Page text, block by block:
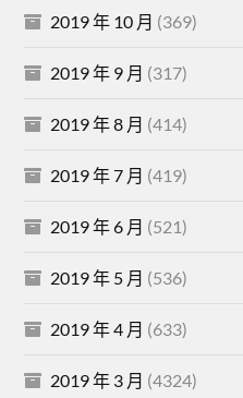
2019 年 10 月 (369)
2019 年 9 月 (317)
2019 年 8 月 (414)
2019 年 7 月 (419)
2019 年 6 月 (521)
2019 年 5 月 (536)
2019 年 4 月 (633)
2019 年 3 月 (4324)